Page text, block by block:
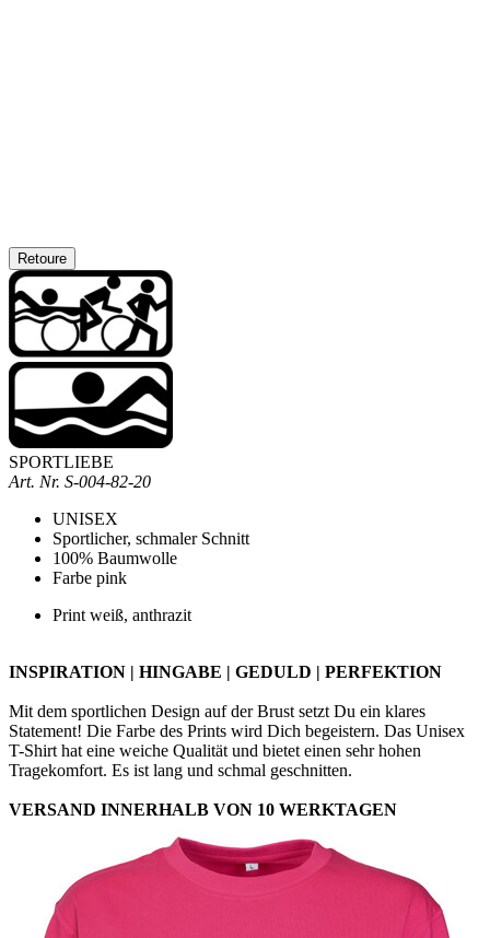
Retoure
SPORTLIEBE
Art. Nr. S-004-82-20
UNISEX
Sportlicher, schmaler Schnitt
100% Baumwolle
Farbe pink
Print weiß, anthrazit
INSPIRATION | HINGABE | GEDULD | PERFEKTION
Mit dem sportlichen Design auf der Brust setzt Du ein klares
Statement! Die Farbe des Prints wird Dich begeistern. Das Unisex
T-Shirt hat eine weiche Qualität und bietet einen sehr hohen
Tragekomfort. Es ist lang und schmal geschnitten.
VERSAND INNERHALB VON 10 WERKTAGEN